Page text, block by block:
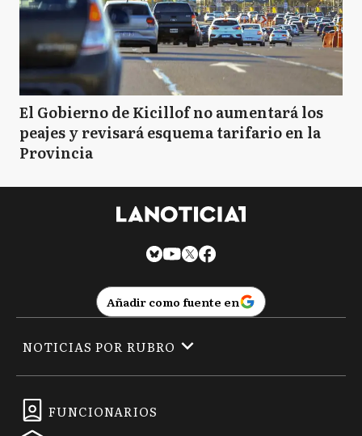
El Gobierno de Kicillof no aumentará los
peajes y revisará esquema tarifario en la
Provincia
Añadir como fuente en
FUNCIONARIOS
NOTICIAS POR RUBRO